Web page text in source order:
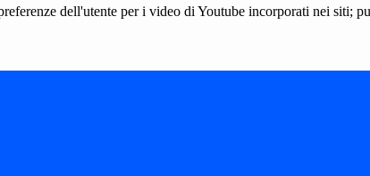
dell'utente per i video di Youtube incorporati nei siti;